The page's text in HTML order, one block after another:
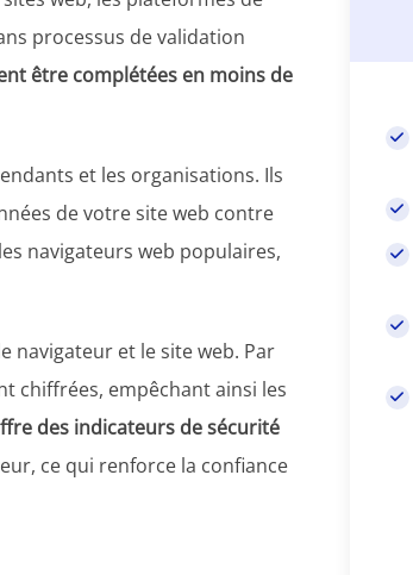
processus de validation
être complétées en moins de
et les organisations. Ils
de votre site web contre
navigateurs web populaires,
navigateur et le site web. Par
chiffrées, empêchant ainsi les
des indicateurs de sécurité
ce qui renforce la confiance